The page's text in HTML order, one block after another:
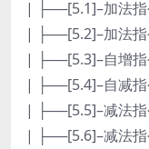
| ├──[5.1]–加法
| ├──[5.2]–加法
| ├──[5.3]–自增
| ├──[5.4]–自减
| ├──[5.5]–减法
| ├──[5.6]–减法